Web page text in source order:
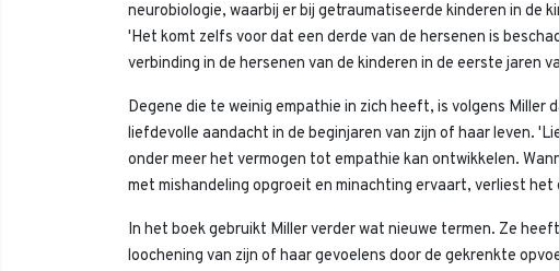
neurobiologie, waarbij er bij getraumatiseerde kinderen in de
'Het komt zelfs voor dat een derde van de hersenen is
verbinding in de hersenen van de kinderen in de eerste jaren
Degene die te weinig empathie in zich heeft, is volgens
liefdevolle aandacht in de beginjaren van zijn of haar leven.
onder meer het vermogen tot empathie kan ontwikkelen.
met mishandeling opgroeit en minachting ervaart, verliest het
In het boek gebruikt Miller verder wat nieuwe termen. Ze
loochening van zijn of haar gevoelens door de gekrenkte